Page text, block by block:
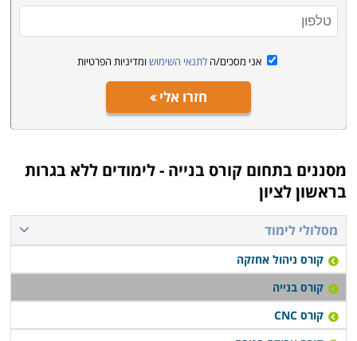
אני מסכים/ה לתנאי השימוש ומדיניות הפרטיות
חזרו אלי
מסננים בתחום קורס בנייה - לימודים ללא בגרות
בראשון לציון
מסלולי לימוד
קורס ניהול אחזקה
קורס בנייה
קורס CNC